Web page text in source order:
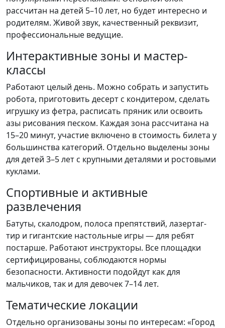
рассчитан на детей 5–10 лет, но будет интересно и
родителям. Живой звук, качественный реквизит,
профессиональные ведущие.
Интерактивные зоны и мастер-
классы
Работают целый день. Можно собрать и запустить
робота, приготовить десерт с кондитером, сделать
игрушку из фетра, расписать пряник или освоить
азы рисования песком. Каждая зона рассчитана на
15–20 минут, участие включено в стоимость билета у
большинства категорий. Отдельно выделены зоны
для детей 3–5 лет с крупными деталями и ростовыми
куклами.
Спортивные и активные
развлечения
Батуты, скалодром, полоса препятствий, лазертаг-
тир и гигантские настольные игры — для ребят
постарше. Работают инструкторы. Все площадки
сертифицированы, соблюдаются нормы
безопасности. Активности подойдут как для
мальчиков, так и для девочек 7–14 лет.
Тематические локации
Отдельно организованы зоны по интересам: «Город